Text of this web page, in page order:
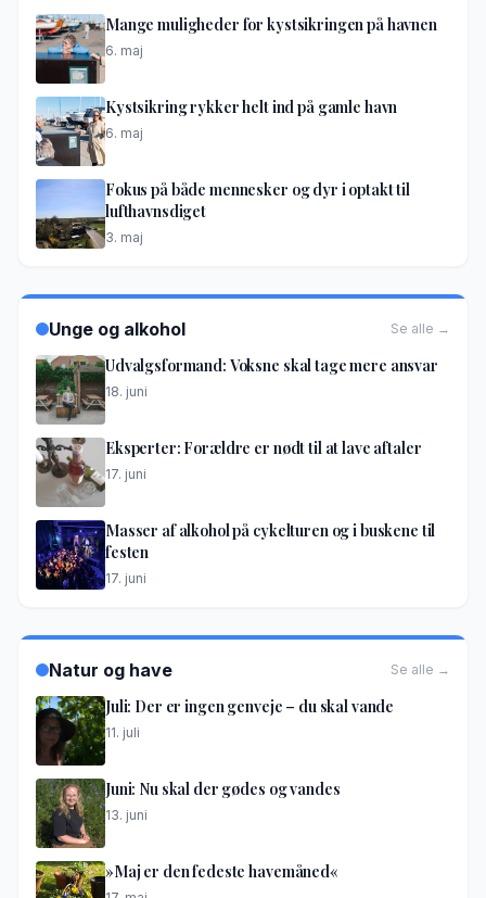
Mange muligheder for kystsikringen på havnen
6. maj
Kystsikring rykker helt ind på gamle havn
6. maj
Fokus på både mennesker og dyr i optakt til
lufthavnsdiget
3. maj
Unge og alkohol Se alle →
Udvalgsformand: Voksne skal tage mere ansvar
18. juni
Eksperter: Forældre er nødt til at lave aftaler
17. juni
Masser af alkohol på cykelturen og i buskene til
festen
17. juni
Natur og have Se alle →
Juli: Der er ingen genveje – du skal vande
11. juli
Juni: Nu skal der gødes og vandes
13. juni
»Maj er den fedeste havemåned«